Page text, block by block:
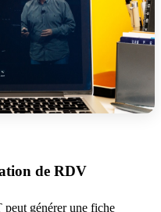
de RDV
générer une fiche